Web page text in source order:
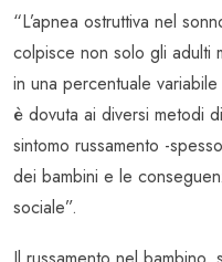
“L’apnea ostruttiva nel
colpisce non solo gli adulti
in una percentuale
è dovuta ai diversi metodi
sintomo russamento -
dei bambini e le
sociale”.